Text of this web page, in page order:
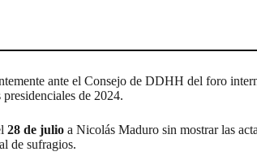
ante el Consejo de DDHH del foro
de 2024.
28 de julio a Nicolás Maduro sin mostrar las
de sufragios.